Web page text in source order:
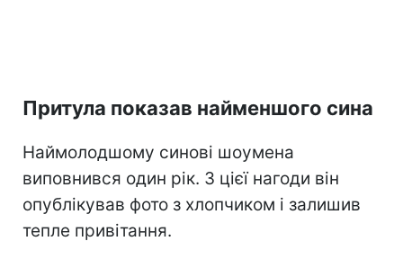
Притула показав найменшого сина
Наймолодшому синові шоумена
виповнився один рік. З цієї нагоди він
опублікував фото з хлопчиком і залишив
тепле привітання.